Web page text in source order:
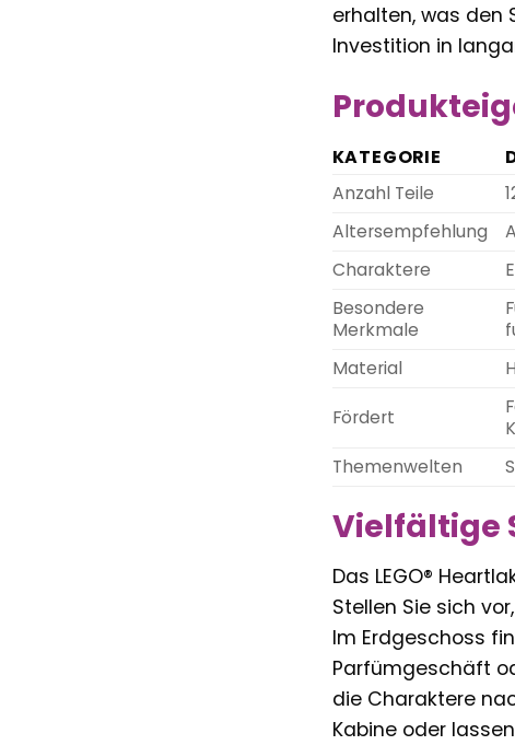
erhalten, was den
Investition in
KATEGORIE
Anzahl Teile
Altersempfehlung
Charaktere
Besondere
Merkmale
Material
Fördert
Themenwelten
Vielfältige
Das LEGO®
Stellen Sie sich
Im Erdgeschoss
Parfümgeschäft
die Charaktere
Kabine oder